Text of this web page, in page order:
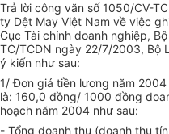
Trả lời công văn số 1050/CV-
ty Dệt May Việt Nam về việc
Cục Tài chính doanh nghiệp,
TC/TCDN ngày 22/7/2003, Bộ
ý kiến như sau:
1/ Đơn giá tiền lương năm
là: 160,0 đồng/ 1000 đồng
hoạch năm 2004 như sau:
- Tổng doanh thu (doanh thu